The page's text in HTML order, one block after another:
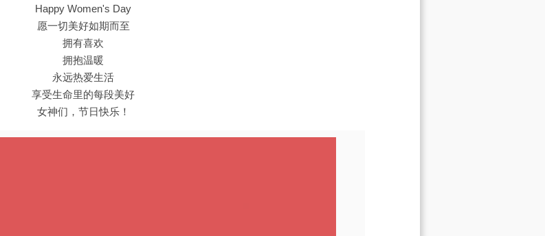
Happy Women's Day
愿一切美好如期而至
拥有喜欢
拥抱温暖
永远热爱生活
享受生命里的每段美好
女神们，节日快乐！